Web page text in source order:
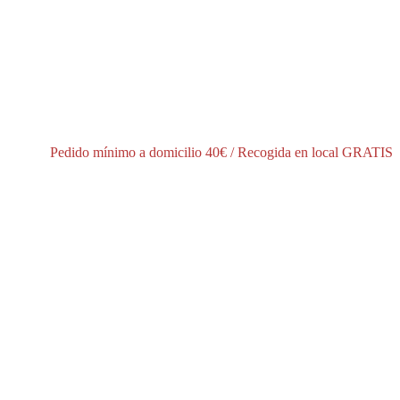
Pedido mínimo a domicilio 40€ / Recogida en local GRATIS